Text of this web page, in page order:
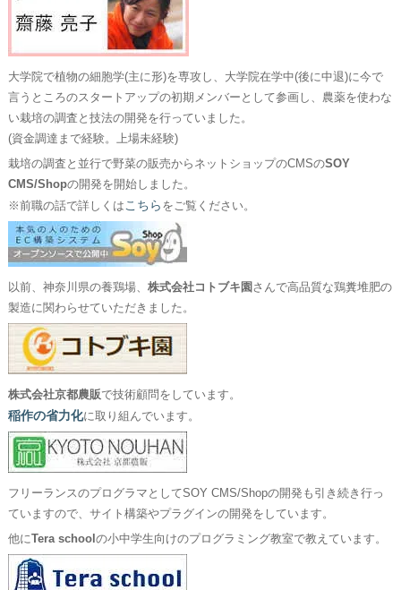
大学院で植物の細胞学(主に形)を専攻し、大学院在学中(後に中退)に今で
言うところのスタートアップの初期メンバーとして参画し、農薬を使わな
い栽培の調査と技法の開発を行っていました。
(資金調達まで経験。上場未経験)
栽培の調査と並行で野菜の販売からネットショップのCMSのSOY
CMS/Shopの開発を開始しました。
※前職の話で詳しくは こちら をご覧ください。
以前、神奈川県の養鶏場、 株式会社コトブキ園 さんで高品質な鶏糞堆肥の
製造に関わらせていただきました。
株式会社京都農販で技術顧問をしています。
稲作の省力化に取り組んでいます。
フリーランスのプログラマとしてSOY CMS/Shopの開発も引き続き行っ
ていますので、サイト構築やプラグインの開発をしています。
他にTera school の小中学生向けのプログラミング教室で教えています。